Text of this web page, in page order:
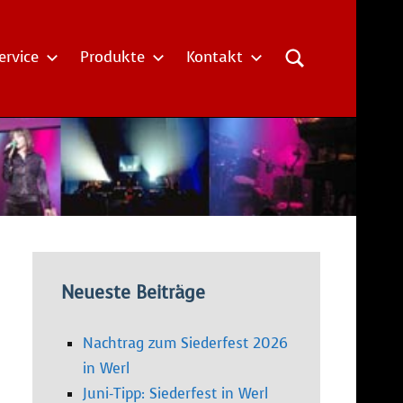
Produkte Kontakt
Neueste Beiträge
Nachtrag zum Siederfest 2026
in Werl
Juni-Tipp: Siederfest in Werl